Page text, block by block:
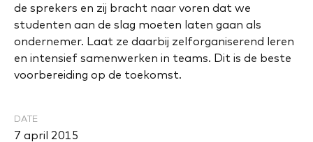
de sprekers en zij bracht naar voren dat we
studenten aan de slag moeten laten gaan als
ondernemer. Laat ze daarbij zelforganiserend leren
en intensief samenwerken in teams. Dit is de beste
voorbereiding op de toekomst.
DATE
7 april 2015